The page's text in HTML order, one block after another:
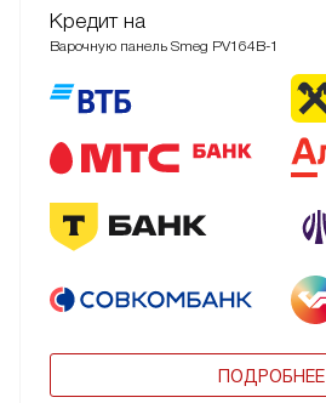
Кредит на
Варочную панель Smeg PV164B-1
ПОДРОБНЕЕ